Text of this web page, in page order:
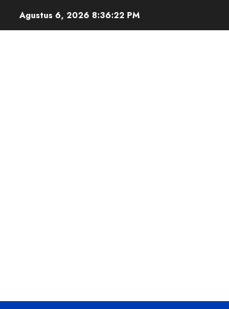
Agustus 6, 2026 8:36:22 PM